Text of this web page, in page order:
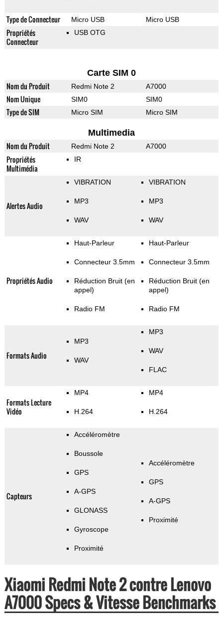
Type de Connecteur Micro USB Micro USB
Propriétés
Connecteur
USB OTG
Carte SIM 0
Nom du Produit Redmi Note 2 A7000
Nom Unique SIM0 SIM0
Type de SIM Micro SIM Micro SIM
Multimedia
Nom du Produit Redmi Note 2 A7000
Propriétés
Multimédia
IR
Alertes Audio
VIBRATION
MP3
WAV
VIBRATION
MP3
WAV
Propriétés Audio
Haut-Parleur
Connecteur 3.5mm
Réduction Bruit (en
appel)
Radio FM
Haut-Parleur
Connecteur 3.5mm
Réduction Bruit (en
appel)
Radio FM
Formats Audio
MP3
WAV
MP3
WAV
FLAC
Formats Lecture
Vidéo
MP4
H.264
MP4
H.264
Capteurs
Accéléromètre
Boussole
GPS
A-GPS
GLONASS
Gyroscope
Proximité
Accéléromètre
GPS
A-GPS
Proximité
Xiaomi Redmi Note 2 contre Lenovo
A7000 Specs & Vitesse Benchmarks